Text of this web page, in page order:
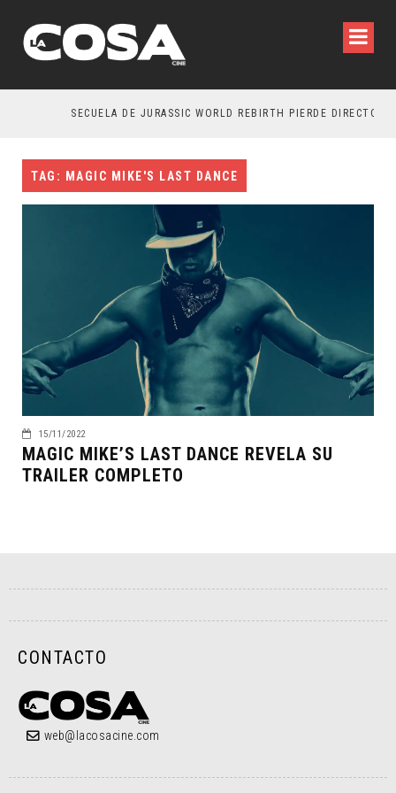
SECUELA DE JURASSIC WORLD REBIRTH PIERDE DIRECTOR
TAG: MAGIC MIKE'S LAST DANCE
15/11/2022
MAGIC MIKE’S LAST DANCE REVELA SU
TRAILER COMPLETO
CONTACTO
web@lacosacine.com